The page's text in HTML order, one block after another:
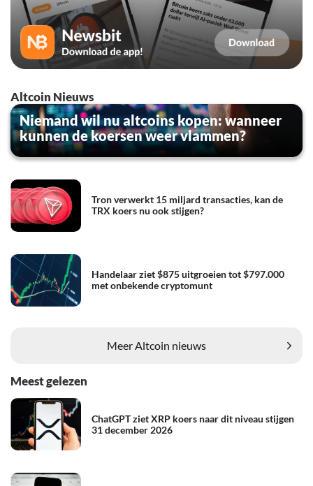
Altcoin Nieuws
Niemand wil nu altcoins kopen: wanneer
kunnen de koersen weer vlammen?
Tron verwerkt 15 miljard transacties, kan de
TRX koers nu ook stijgen?
Handelaar ziet $875 uitgroeien tot $797.000
met onbekende cryptomunt
Meer Altcoin nieuws
Meest gelezen
ChatGPT ziet XRP koers naar dit niveau stijgen
31 december 2026